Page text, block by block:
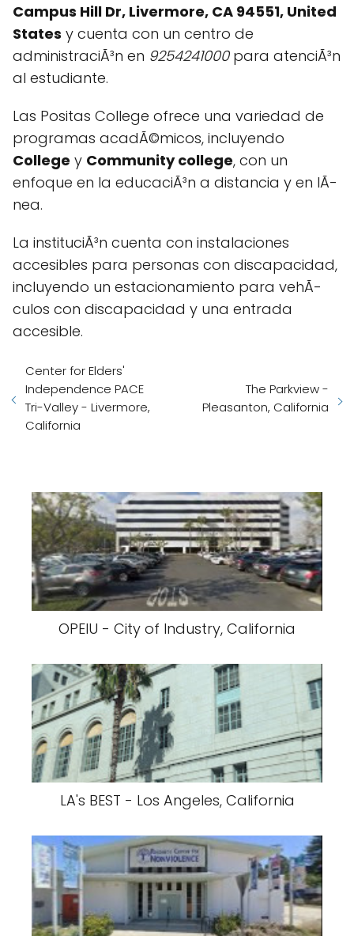
Campus Hill Dr, Livermore, CA 94551, United
States y cuenta con un centro de
administraciÃ³n en 9254241000para atenciÃ³n
al estudiante.
Las Positas College ofrece una variedad de
programas acadÃ©micos, incluyendo
College y Community college, con un
enfoque en la educaciÃ³n a distancia y en lÃ­
nea.
La instituciÃ³n cuenta con instalaciones
accesibles para personas con discapacidad,
incluyendo un estacionamiento para vehÃ­
culos con discapacidad y una entrada
accesible.
Center for Elders'
Independence PACE
Tri-Valley - Livermore,
California
The Parkview -
Pleasanton, California
OPEIU - City of Industry, California
LA's BEST - Los Angeles, California